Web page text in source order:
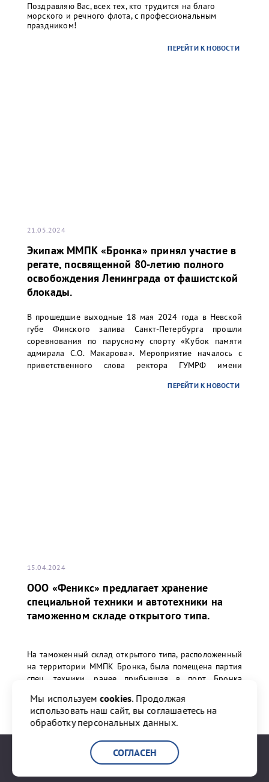
Поздравляю Вас, всех тех, кто трудится на благо
морского и речного флота, с профессиональным
праздником!
ПЕРЕЙТИ К НОВОСТИ
21.05.2024
Экипаж ММПК «Бронка» принял участие в
регате, посвященной 80-летию полного
освобождения Ленинграда от фашистской
блокады.
В прошедшие выходные 18 мая 2024 года в Невской
губе Финского залива Санкт-Петербурга прошли
соревнования по парусному спорту «Кубок памяти
адмирала С.О. Макарова». Мероприятие началось с
приветственного слова ректора ГУМРФ имени
Олеговича. Торжественное открытие сопровождалось
ПЕРЕЙТИ К НОВОСТИ
15.04.2024
ООО «Феникс» предлагает хранение
специальной техники и автотехники на
таможенном складе открытого типа.
На таможенный склад открытого типа, расположенный
на территории ММПК Бронка, была помещена партия
спец. техники, ранее прибывшая в порт Бронка
ПЕРЕЙТИ К НОВОСТИ
Мы используем cookies. Продолжая
использовать наш сайт, вы соглашаетесь на
обработку персональных данных.
СОГЛАСЕН